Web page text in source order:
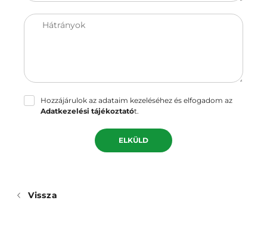
Hátrányok
Hozzájárulok az adataim kezeléséhez és elfogadom az
Adatkezelési tájékoztatót.
ELKÜLD
Vissza